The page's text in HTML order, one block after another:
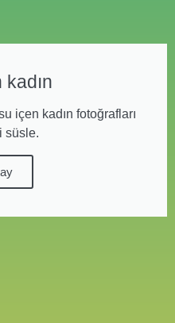
içen kadın fotoğrafları
süsle.